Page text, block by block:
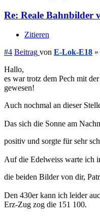
Re: Reale Bahnbilder
Zitieren
#4 Beitrag von E-Lok-E18 »
Hallo,
es war trotz dem Pech mit
gewesen!
Auch nochmal an dieser
Das sich die Sonne am
positiv und sorgte für sehr
Auf die Edelweiss warte ich
die beiden Bilder von dir,
Den 430er kann ich leider
Erz-Zug zog die 151 100.